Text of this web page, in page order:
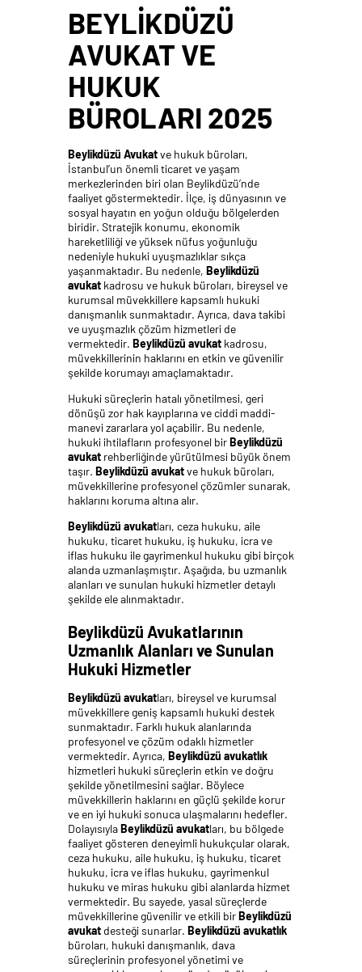
BEYLIKDÜZÜ
AVUKAT VE
HUKUK
BÜROLARI 2025
Beylikdüzü Avukatve hukuk büroları,
İstanbul’un önemli ticaret ve yaşam
merkezlerinden biri olan Beylikdüzü’nde
faaliyet göstermektedir. İlçe, iş dünyasının ve
sosyal hayatın en yoğun olduğu bölgelerden
biridir. Stratejik konumu, ekonomik
hareketliliği ve yüksek nüfus yoğunluğu
nedeniyle hukuki uyuşmazlıklar sıkça
yaşanmaktadır. Bu nedenle, Beylikdüzü
avukat kadrosu ve hukuk büroları, bireysel ve
kurumsal müvekkillere kapsamlı hukuki
danışmanlık sunmaktadır. Ayrıca, dava takibi
ve uyuşmazlık çözüm hizmetleri de
vermektedir. Beylikdüzü avukat kadrosu,
müvekkillerinin haklarını en etkin ve güvenilir
şekilde korumayı amaçlamaktadır.
Hukuki süreçlerin hatalı yönetilmesi, geri
dönüşü zor hak kayıplarına ve ciddi maddi-
manevi zararlara yol açabilir. Bu nedenle,
hukuki ihtilafların profesyonel birBeylikdüzü
avukat rehberliğinde yürütülmesi büyük önem
taşır. Beylikdüzü avukatve hukuk büroları,
müvekkillerine profesyonel çözümler sunarak,
haklarını koruma altına alır.
Beylikdüzü avukatları, ceza hukuku, aile
hukuku, ticaret hukuku, iş hukuku, icra ve
iflas hukuku ile gayrimenkul hukuku gibi birçok
alanda uzmanlaşmıştır. Aşağıda, bu uzmanlık
alanları ve sunulan hukuki hizmetler detaylı
şekilde ele alınmaktadır.
Beylikdüzü Avukatlarının
Uzmanlık Alanları ve Sunulan
Hukuki Hizmetler
Beylikdüzü avukatları, bireysel ve kurumsal
müvekkillere geniş kapsamlı hukuki destek
sunmaktadır. Farklı hukuk alanlarında
profesyonel ve çözüm odaklı hizmetler
vermektedir. Ayrıca, Beylikdüzü avukatlık
hizmetleri hukuki süreçlerin etkin ve doğru
şekilde yönetilmesini sağlar. Böylece
müvekkillerin haklarını en güçlü şekilde korur
ve en iyi hukuki sonuca ulaşmalarını hedefler.
DolayısıylaBeylikdüzü avukatları, bu bölgede
faaliyet gösteren deneyimli hukukçular olarak,
ceza hukuku, aile hukuku, iş hukuku, ticaret
hukuku, icra ve iflas hukuku, gayrimenkul
hukuku ve miras hukuku gibi alanlarda hizmet
vermektedir. Bu sayede, yasal süreçlerde
müvekkillerine güvenilir ve etkili birBeylikdüzü
avukat desteği sunarlar. Beylikdüzü avukatlık
büroları, hukuki danışmanlık, dava
süreçlerinin profesyonel yönetimi ve